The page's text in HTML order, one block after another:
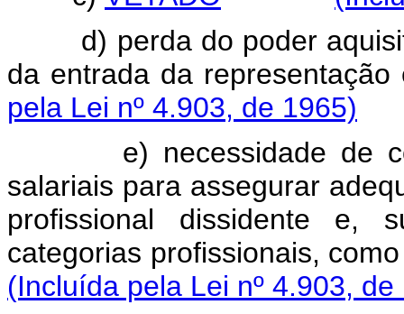
d) perda do poder
da entrada da
pela Lei nº 4.903, de 1965)
e) necessidade de
salariais para assegurar
profissional dissidente e,
categorias profissionais,
(Incluída pela Lei nº 4.903, de